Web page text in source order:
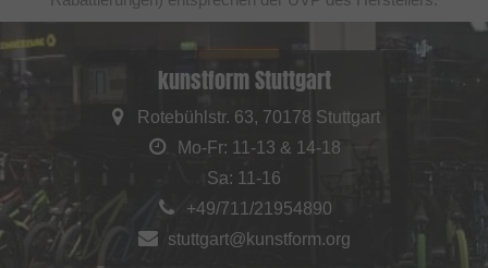
kunstform Stuttgart
Rotebühlstr. 63, 70178 Stuttgart
Mo-Fr: 11-13 & 14-18
Sa: 11-16
+49/711/21954890
stuttgart@kunstform.org